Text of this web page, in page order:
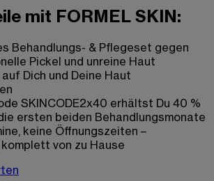
mit FORMEL SKIN:
Behandlungs- & Pflegeset gegen
Pickel und unreine Haut
Dich und Deine Haut
SKINCODE2x40 erhältst Du 40 %
ersten beiden Behandlungsmonate
keine Öffnungszeiten –
von zu Hause